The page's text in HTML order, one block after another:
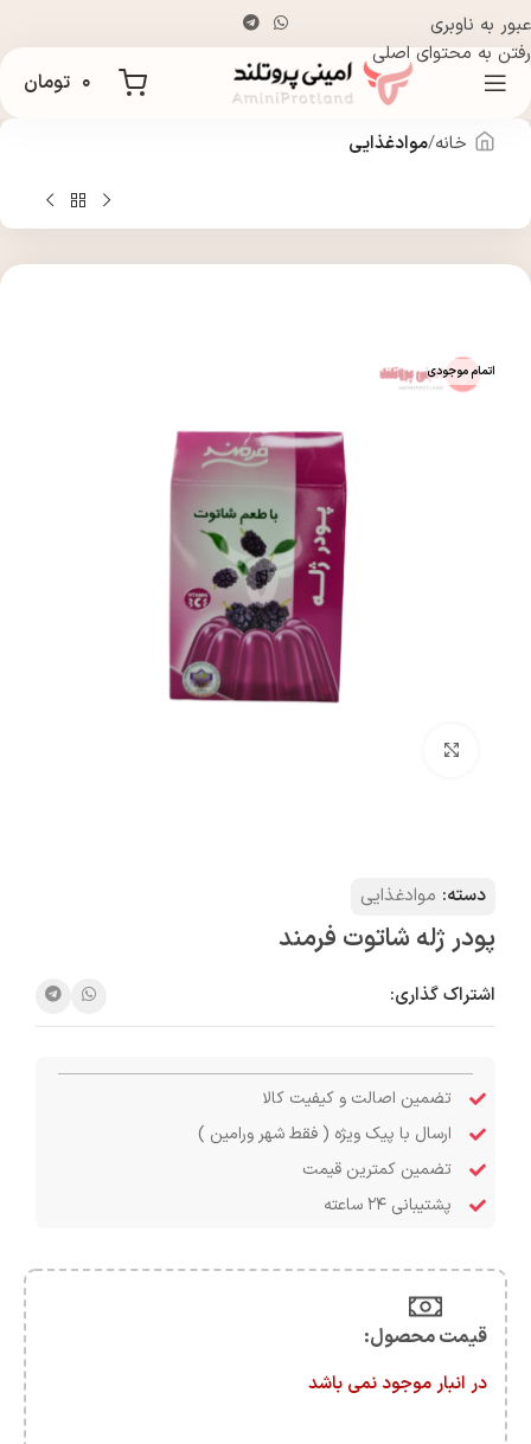
عبور به ناوبری
رفتن به محتوای اصلی
۰ تومان
خانه موادغذایی
اتمام موجودی
دسته: موادغذایی
پودر ژله شاتوت فرمند
اشتراک گذاری:
تضمین اصالت و کیفیت کالا
ارسال با پیک ویژه ( فقط شهر ورامین )
تضمین کمترین قیمت
پشتیبانی ۲۴ ساعته
قیمت محصول:​
در انبار موجود نمی باشد